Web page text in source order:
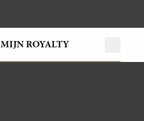
MIJN ROYALTY